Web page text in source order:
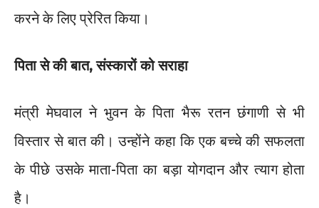
करने के लिए प्रेरित किया।
पिता से की बात, संस्कारों को सराहा
मंत्री मेघवाल ने भुवन के पिता भैरू रतन छंगाणी से भी
विस्तार से बात की। उन्होंने कहा कि एक बच्चे की सफलता
के पीछे उसके माता-पिता का बड़ा योगदान और त्याग होता
है।